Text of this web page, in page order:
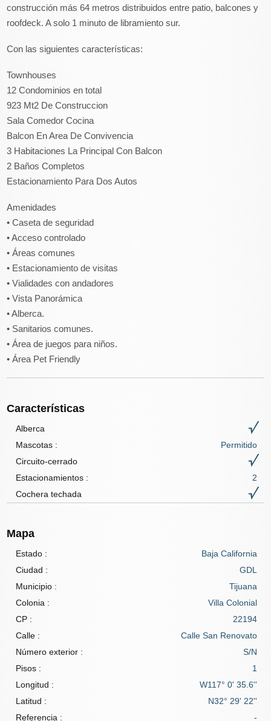
construcción más 64 metros distribuidos entre patio, balcones y
roofdeck. A solo 1 minuto de libramiento sur.
Con las siguientes características:
Townhouses
12 Condominios en total
923 Mt2 De Construccion
Sala Comedor Cocina
Balcon En Area De Convivencia
3 Habitaciones La Principal Con Balcon
2 Baños Completos
Estacionamiento Para Dos Autos
Amenidades
• Caseta de seguridad
• Acceso controlado
• Áreas comunes
• Estacionamiento de visitas
• Vialidades con andadores
• Vista Panorámica
• Alberca.
• Sanitarios comunes.
• Área de juegos para niños.
• Área Pet Friendly
Características
Alberca
Mascotas :
Permitido
Circuito-cerrado
Estacionamientos :
2
Cochera techada
Mapa
Estado :
Baja California
Ciudad :
GDL
Municipio :
Tijuana
Colonia :
Villa Colonial
CP :
22194
Calle :
Calle San Renovato
Número exterior :
S/N
Pisos :
1
Longitud :
W117° 0' 35.6''
Latitud :
N32° 29' 22''
Referencia :
-